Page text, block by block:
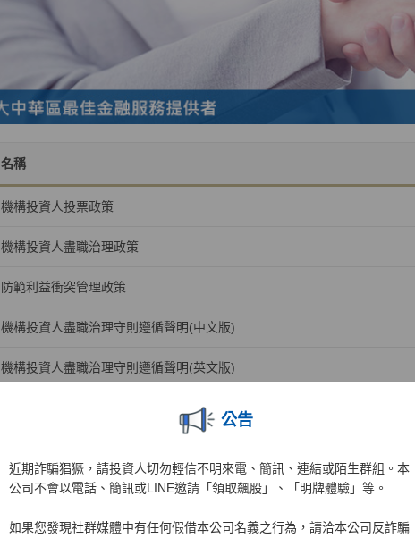
公告
近期詐騙猖獗，請投資人切勿輕信不明來電、簡訊、連結或陌生群組。本
公司不會以電話、簡訊或LINE邀請「領取飆股」、「明牌體驗」等。
如果您發現社群媒體中有任何假借本公司名義之行為，請洽本公司反詐騙
名稱
機構投資人投票政策
機構投資人盡職治理政策
防範利益衝突管理政策
機構投資人盡職治理守則遵循聲明(中文版)
機構投資人盡職治理守則遵循聲明(英文版)